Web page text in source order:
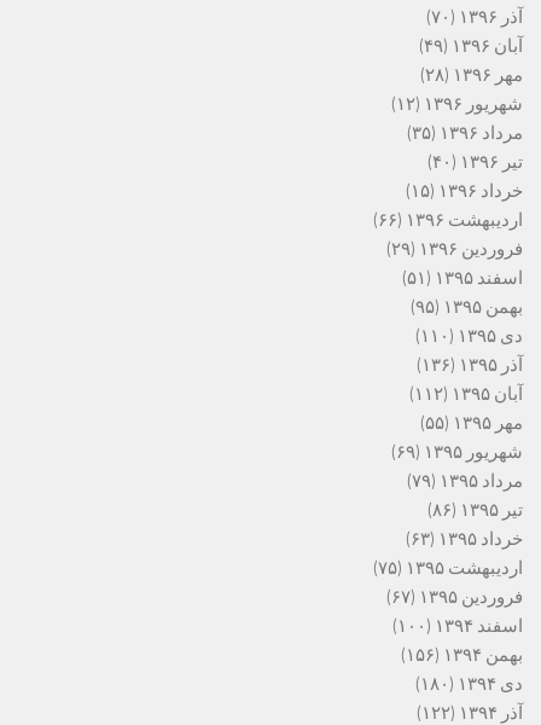
آذر ۱۳۹۶
(۷۰)
آبان ۱۳۹۶
(۴۹)
مهر ۱۳۹۶
(۲۸)
شهریور ۱۳۹۶
(۱۲)
مرداد ۱۳۹۶
(۳۵)
تیر ۱۳۹۶
(۴۰)
خرداد ۱۳۹۶
(۱۵)
اردیبهشت ۱۳۹۶
(۶۶)
فروردین ۱۳۹۶
(۲۹)
اسفند ۱۳۹۵
(۵۱)
بهمن ۱۳۹۵
(۹۵)
دی ۱۳۹۵
(۱۱۰)
آذر ۱۳۹۵
(۱۳۶)
آبان ۱۳۹۵
(۱۱۲)
مهر ۱۳۹۵
(۵۵)
شهریور ۱۳۹۵
(۶۹)
مرداد ۱۳۹۵
(۷۹)
تیر ۱۳۹۵
(۸۶)
خرداد ۱۳۹۵
(۶۳)
اردیبهشت ۱۳۹۵
(۷۵)
فروردین ۱۳۹۵
(۶۷)
اسفند ۱۳۹۴
(۱۰۰)
بهمن ۱۳۹۴
(۱۵۶)
دی ۱۳۹۴
(۱۸۰)
آذر ۱۳۹۴
(۱۲۲)